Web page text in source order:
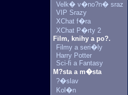
Velk� v�no?n� sraz
VIP Srazy
XChat f�ra
XChat P�rty 2
Film, knihy a po?.
Filmy a seri�ly
Harry Potter
Sci-fi a Fantasy
M?sta a m�sta
?�slav
Kol�n